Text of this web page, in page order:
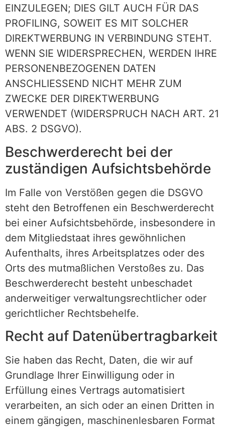
EINZULEGEN; DIES GILT AUCH FÜR DAS
PROFILING, SOWEIT ES MIT SOLCHER
DIREKTWERBUNG IN VERBINDUNG STEHT.
WENN SIE WIDERSPRECHEN, WERDEN IHRE
PERSONENBEZOGENEN DATEN
ANSCHLIESSEND NICHT MEHR ZUM
ZWECKE DER DIREKTWERBUNG
VERWENDET (WIDERSPRUCH NACH ART. 21
ABS. 2 DSGVO).
Beschwerde­recht bei der
zuständigen Aufsichts­behörde
Im Falle von Verstößen gegen die DSGVO
steht den Betroffenen ein Beschwerderecht
bei einer Aufsichtsbehörde, insbesondere in
dem Mitgliedstaat ihres gewöhnlichen
Aufenthalts, ihres Arbeitsplatzes oder des
Orts des mutmaßlichen Verstoßes zu. Das
Beschwerderecht besteht unbeschadet
anderweitiger verwaltungsrechtlicher oder
gerichtlicher Rechtsbehelfe.
Recht auf Daten­übertrag­barkeit
Sie haben das Recht, Daten, die wir auf
Grundlage Ihrer Einwilligung oder in
Erfüllung eines Vertrags automatisiert
verarbeiten, an sich oder an einen Dritten in
einem gängigen, maschinenlesbaren Format